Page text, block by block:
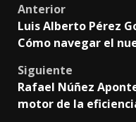
Post
navigation
Anterior
Luis Alberto Pérez
Cómo navegar el
Siguiente
Rafael Núñez
motor de la